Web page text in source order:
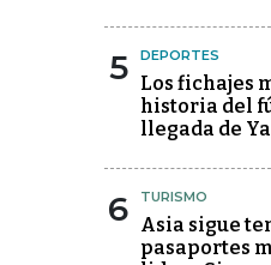
5 DEPORTES
Los fichajes
historia del
llegada de
6 TURISMO
Asia sigue
pasaportes